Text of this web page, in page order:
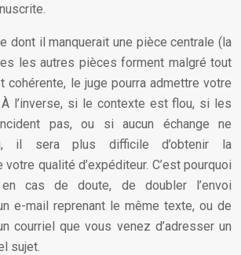
dont il manquerait une pièce centrale (la
les autres pièces forment malgré tout
cohérente, le juge pourra admettre votre
l’inverse, si le contexte est flou, si les
pas, ou si aucun échange ne
il sera plus difficile d’obtenir la
qualité d’expéditeur. C’est pourquoi
cas de doute, de doubler l’envoi
e-mail reprenant le même texte, ou de
courriel que vous venez d’adresser un
sujet.